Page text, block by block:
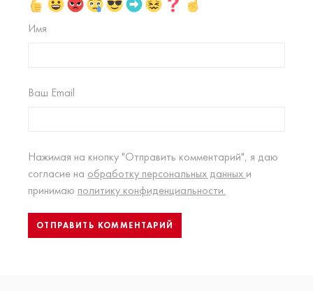
Имя
Ваш Email
Нажимая на кнопку "Отправить комментарий", я даю
согласие на обработку персональных данных и
принимаю политику конфиденциальности.